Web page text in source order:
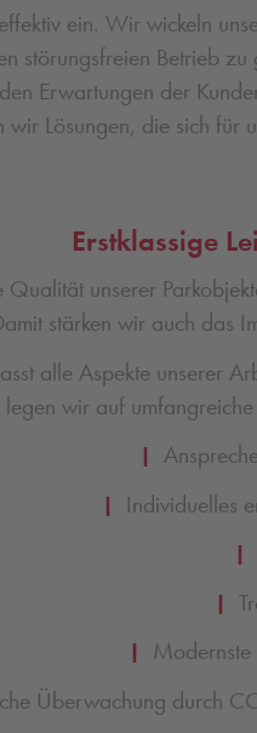
ein. Wir wickeln
störungsfreien Betrieb
Erwartungen der
Lösungen, die sich für
Erstklassige
unserer
stärken wir auch das
alle Aspekte unserer
legen wir auf
|
|
Individuelles
|
|
|
Modernste
Überwachung durch